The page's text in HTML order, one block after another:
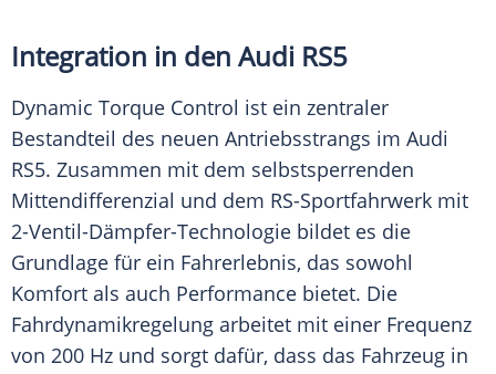
Integration in den Audi RS5
Dynamic Torque Control ist ein zentraler
Bestandteil des neuen Antriebsstrangs im Audi
RS5. Zusammen mit dem selbstsperrenden
Mittendifferenzial und dem RS-Sportfahrwerk mit
2-Ventil-Dämpfer-Technologie bildet es die
Grundlage für ein Fahrerlebnis, das sowohl
Komfort als auch Performance bietet. Die
Fahrdynamikregelung arbeitet mit einer Frequenz
von 200 Hz und sorgt dafür, dass das Fahrzeug in